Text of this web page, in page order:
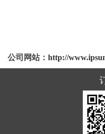
公司网站： http://